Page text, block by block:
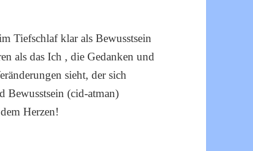
Tiefschlaf klar als Bewusstsein
als das Ich , die Gedanken und
sieht, der sich
Bewusstsein (cid-atman)
Herzen!